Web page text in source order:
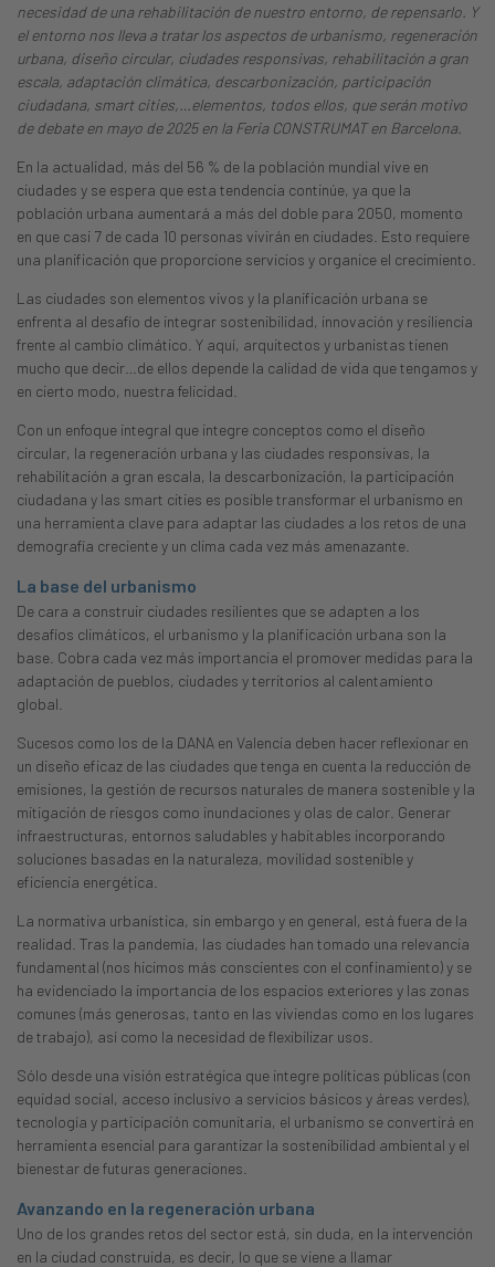
necesidad de una rehabilitación de nuestro entorno, de repensarlo. Y
el entorno nos lleva a tratar los aspectos de urbanismo, regeneración
urbana, diseño circular, ciudades responsivas, rehabilitación a gran
escala, adaptación climática, descarbonización, participación
ciudadana, smart cities,…elementos, todos ellos, que serán motivo
de debate en mayo de 2025 en la Feria CONSTRUMAT en Barcelona.
En la actualidad, más del 56 % de la población mundial vive en
ciudades y se espera que esta tendencia continúe, ya que la
población urbana aumentará a más del doble para 2050, momento
en que casi 7 de cada 10 personas vivirán en ciudades. Esto requiere
una planificación que proporcione servicios y organice el crecimiento.
Las ciudades son elementos vivos y la planificación urbana se
enfrenta al desafío de integrar sostenibilidad, innovación y resiliencia
frente al cambio climático. Y aquí, arquitectos y urbanistas tienen
mucho que decir…de ellos depende la calidad de vida que tengamos y
en cierto modo, nuestra felicidad.
Con un enfoque integral que integre conceptos como el diseño
circular, la regeneración urbana y las ciudades responsivas, la
rehabilitación a gran escala, la descarbonización, la participación
ciudadana y las smart cities es posible transformar el urbanismo en
una herramienta clave para adaptar las ciudades a los retos de una
demografía creciente y un clima cada vez más amenazante.
La base del urbanismo
De cara a construir ciudades resilientes que se adapten a los
desafíos climáticos, el urbanismo y la planificación urbana son la
base. Cobra cada vez más importancia el promover medidas para la
adaptación de pueblos, ciudades y territorios al calentamiento
global.
Sucesos como los de la DANA en Valencia deben hacer reflexionar en
un diseño eficaz de las ciudades que tenga en cuenta la reducción de
emisiones, la gestión de recursos naturales de manera sostenible y la
mitigación de riesgos como inundaciones y olas de calor. Generar
infraestructuras, entornos saludables y habitables incorporando
soluciones basadas en la naturaleza, movilidad sostenible y
eficiencia energética.
La normativa urbanística, sin embargo y en general, está fuera de la
realidad. Tras la pandemia, las ciudades han tomado una relevancia
fundamental (nos hicimos más conscientes con el confinamiento) y se
ha evidenciado la importancia de los espacios exteriores y las zonas
comunes (más generosas, tanto en las viviendas como en los lugares
de trabajo), así como la necesidad de flexibilizar usos.
Sólo desde una visión estratégica que integre políticas públicas (con
equidad social, acceso inclusivo a servicios básicos y áreas verdes),
tecnología y participación comunitaria, el urbanismo se convertirá en
herramienta esencial para garantizar la sostenibilidad ambiental y el
bienestar de futuras generaciones.
Avanzando en la regeneración urbana
Uno de los grandes retos del sector está, sin duda, en la intervención
en la ciudad construida, es decir, lo que se viene a llamar